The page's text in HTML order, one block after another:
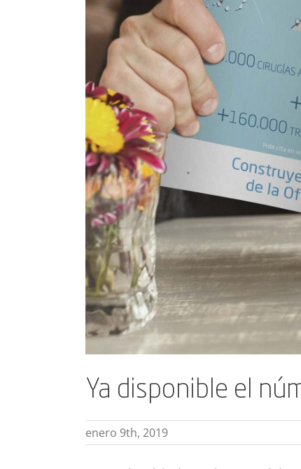
Ya disponible el
enero 9th, 2019